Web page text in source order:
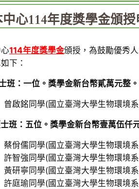
心114年度獎學金頒
114年度獎學金頒授，為鼓勵優秀
下：
班：一位。獎學金新台幣貳萬元整。
曾啟銘同學(國立臺灣大學生物環境
班：五位。獎學金新台幣壹萬伍仟
蔡佾儒同學(國立臺灣大學生物環境
許智強同學(國立臺灣大學生物環境
黃研寧同學(國立臺灣大學生物環境
許庭瑜同學(國立臺灣大學生物環境